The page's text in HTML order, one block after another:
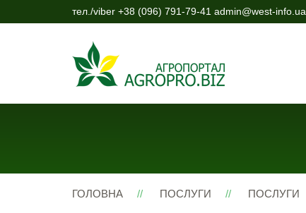
тел./viber +38 (096) 791-79-41 admin@west-info.ua
ГОЛОВНА ПОСЛУГИ ПОСЛУГИ